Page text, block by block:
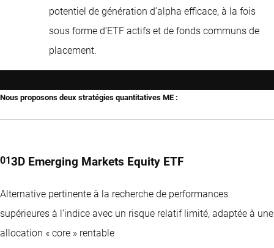
potentiel de génération d’alpha efficace, à la fois
sous forme d’ETF actifs et de fonds communs de
placement.
Nous proposons deux stratégies quantitatives ME :
3D Emerging Markets Equity ETF
Alternative pertinente à la recherche de performances
supérieures à l’indice avec un risque relatif limité, adaptée à une
allocation « core » rentable